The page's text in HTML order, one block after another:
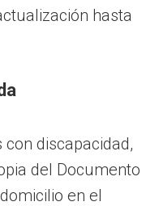
hasta
discapacidad,
del Documento
en el